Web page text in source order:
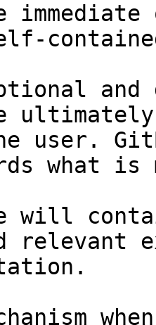
and
user.
what
will
relevant